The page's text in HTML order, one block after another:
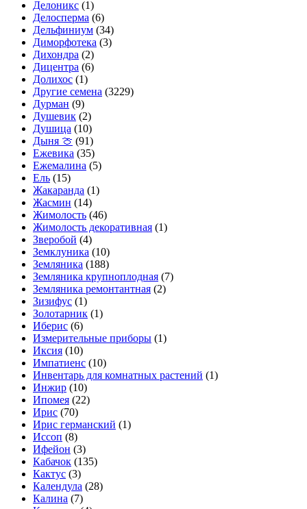
Делоникс (1)
Делосперма (6)
Дельфиниум (34)
Диморфотека (3)
Дихондра (2)
Дицентра (6)
Долихос (1)
Другие семена (3229)
Дурман (9)
Душевик (2)
Душица (10)
Дыня 🍈 (91)
Ежевика (35)
Ежемалина (5)
Ель (15)
Жакаранда (1)
Жасмин (14)
Жимолость (46)
Жимолость декоративная (1)
Зверобой (4)
Земклуника (10)
Земляника (188)
Земляника крупноплодная (7)
Земляника ремонтантная (2)
Зизифус (1)
Золотарник (1)
Иберис (6)
Измерительные приборы (1)
Иксия (10)
Импатиенс (10)
Инвентарь для комнатных растений (1)
Инжир (10)
Ипомея (22)
Ирис (70)
Ирис германский (1)
Иссоп (8)
Ифейон (3)
Кабачок (135)
Кактус (3)
Календула (28)
Калина (7)